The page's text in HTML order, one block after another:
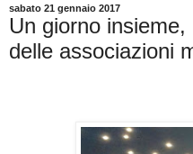
sabato 21 gennaio 2017
Un giorno
delle associazioni